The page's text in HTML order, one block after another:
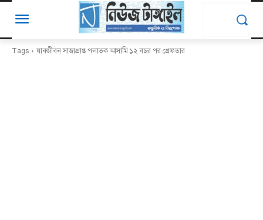
Tags যাবজীবন সাজাপ্রাপ্ত পলাতক আসামি ১২ বছর পর গ্রেফতার